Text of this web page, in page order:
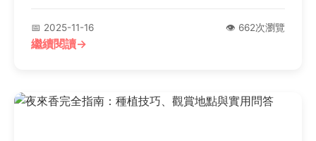
📅 2025-11-16 👁️ 662次瀏覽
繼續閱讀